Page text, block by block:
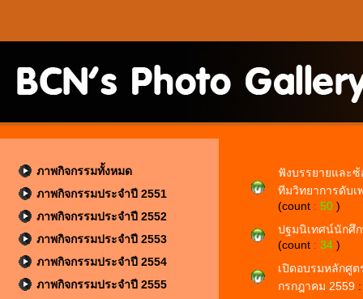
ภาพกิจกรรมทั้งหมด
ภาพกิจกรรมประจำปี 2551
ภาพกิจกรรมประจำปี 2552
ภาพกิจกรรมประจำปี 2553
ภาพกิจกรรมประจำปี 2554
ภาพกิจกรรมประจำปี 2555
ฟังบรรยายและ
ทีมวิทยาการดับ
(count : 50 )
ปฐมนิเทศน์นักศึ
(count : 34 )
เปิดอบรมหลักศูต
กรกฎาคม 2559